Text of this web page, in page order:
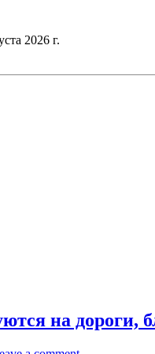
2026 г.
на дороги,